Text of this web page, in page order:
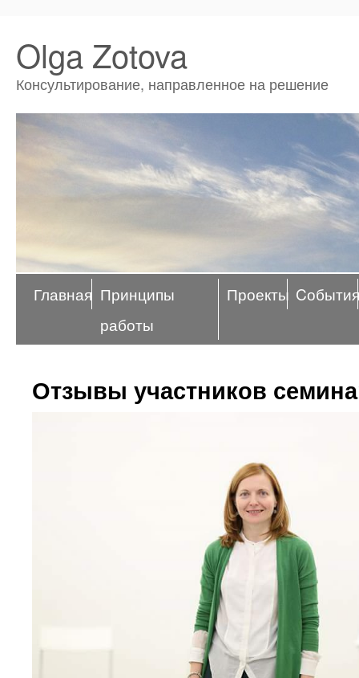
Olga Zotova
Консультирование, направленное на решение
Главная Принципы
работы
Проекты Cобытия
Отзывы участников